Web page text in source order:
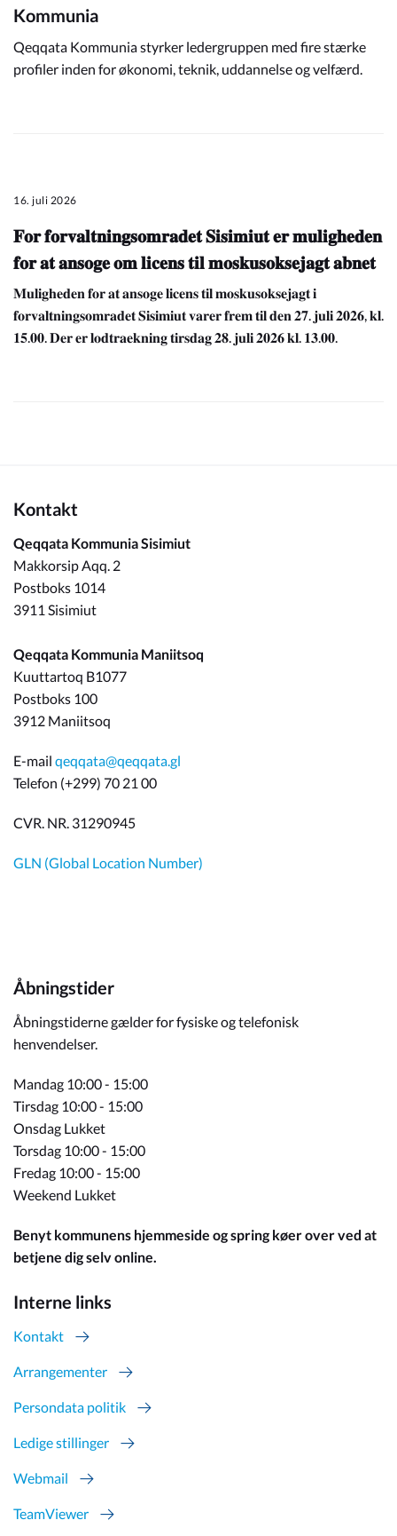
Kommunia
Qeqqata Kommunia styrker ledergruppen med fire stærke
profiler inden for økonomi, teknik, uddannelse og velfærd.
16. juli 2026
𝐅𝐨𝐫 𝐟𝐨𝐫𝐯𝐚𝐥𝐭𝐧𝐢𝐧𝐠𝐬𝐨𝐦𝐫𝐚𝐝𝐞𝐭 𝐒𝐢𝐬𝐢𝐦𝐢𝐮𝐭 𝐞𝐫 𝐦𝐮𝐥𝐢𝐠𝐡𝐞𝐝𝐞𝐧
𝐟𝐨𝐫 𝐚𝐭 𝐚𝐧𝐬𝐨𝐠𝐞 𝐨𝐦 𝐥𝐢𝐜𝐞𝐧𝐬 𝐭𝐢𝐥 𝐦𝐨𝐬𝐤𝐮𝐬𝐨𝐤𝐬𝐞𝐣𝐚𝐠𝐭 𝐚𝐛𝐧𝐞𝐭
𝐌𝐮𝐥𝐢𝐠𝐡𝐞𝐝𝐞𝐧 𝐟𝐨𝐫 𝐚𝐭 𝐚𝐧𝐬𝐨𝐠𝐞 𝐥𝐢𝐜𝐞𝐧𝐬 𝐭𝐢𝐥 𝐦𝐨𝐬𝐤𝐮𝐬𝐨𝐤𝐬𝐞𝐣𝐚𝐠𝐭 𝐢
𝐟𝐨𝐫𝐯𝐚𝐥𝐭𝐧𝐢𝐧𝐠𝐬𝐨𝐦𝐫𝐚𝐝𝐞𝐭 𝐒𝐢𝐬𝐢𝐦𝐢𝐮𝐭 𝐯𝐚𝐫𝐞𝐫 𝐟𝐫𝐞𝐦 𝐭𝐢𝐥 𝐝𝐞𝐧 𝟐𝟕. 𝐣𝐮𝐥𝐢 𝟐𝟎𝟐𝟔, 𝐤𝐥.
𝟏𝟓.𝟎𝟎. 𝐃𝐞𝐫 𝐞𝐫 𝐥𝐨𝐝𝐭𝐫𝐚𝐞𝐤𝐧𝐢𝐧𝐠 𝐭𝐢𝐫𝐬𝐝𝐚𝐠 𝟐𝟖. 𝐣𝐮𝐥𝐢 𝟐𝟎𝟐𝟔 𝐤𝐥. 𝟏𝟑.𝟎𝟎.
Kontakt
Qeqqata Kommunia Sisimiut
Makkorsip Aqq. 2
Postboks 1014
3911 Sisimiut
Qeqqata Kommunia Maniitsoq
Kuuttartoq B1077
Postboks 100
3912 Maniitsoq
E-mail qeqqata@qeqqata.gl
Telefon (+299) 70 21 00
CVR. NR. 31290945
GLN (Global Location Number)
Åbningstider
Åbningstiderne gælder for fysiske og telefonisk
henvendelser.
Mandag 10:00 - 15:00
Tirsdag 10:00 - 15:00
Onsdag Lukket
Torsdag 10:00 - 15:00
Fredag 10:00 - 15:00
Weekend Lukket
Benyt kommunens hjemmeside og spring køer over ved at
betjene dig selv online.
Interne links
Kontakt
Arrangementer
Persondata politik
Ledige stillinger
Webmail
TeamViewer